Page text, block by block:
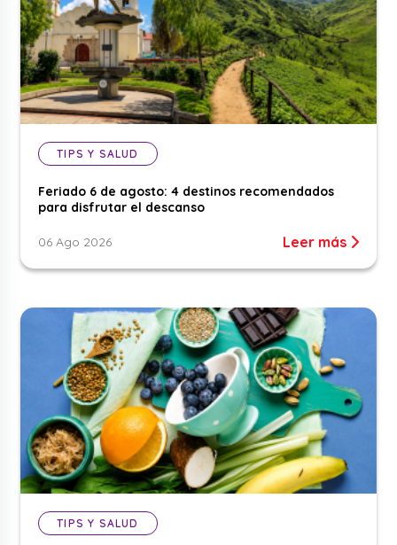
TIPS Y SALUD
Feriado 6 de agosto: 4 destinos recomendados
para disfrutar el descanso
06 Ago 2026 Leer más
TIPS Y SALUD